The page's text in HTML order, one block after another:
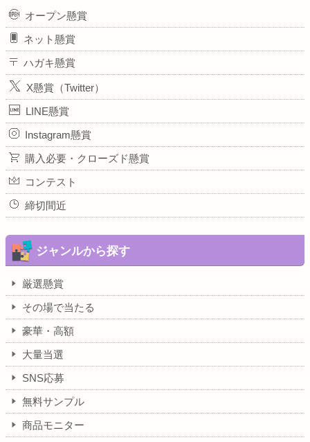
オープン懸賞
ネット懸賞
ハガキ懸賞
X懸賞（Twitter）
LINE懸賞
Instagram懸賞
購入必要・クローズド懸賞
コンテスト
締切間近
ジャンルから探す
厳選懸賞
その場で当たる
豪華・高額
大量当選
SNS応募
無料サンプル
商品モニター